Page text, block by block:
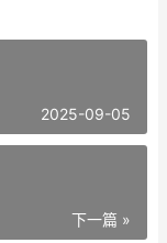
2025-09-05
下一篇 »